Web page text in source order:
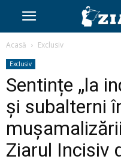
Acasă Exclusiv
Exclusiv
Sentințe „la
și subalterni
Ziarul Incisiv